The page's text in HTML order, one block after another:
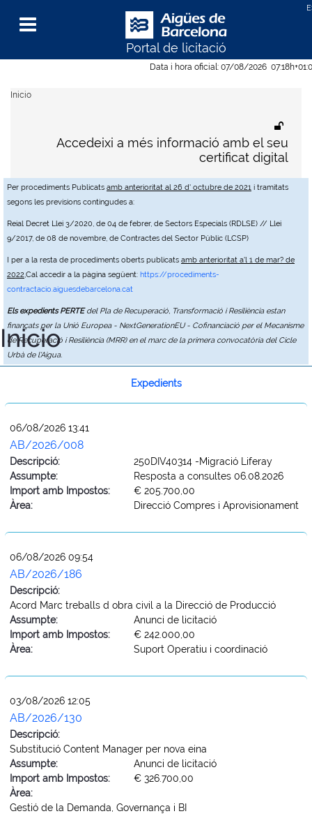
Data i hora oficial: 07/08/2026 07:18h
Per procediments Publicats amb anterioritat al 26 d' octubre de 2021 i tramitats
segons les previsions contingudes a:
Reial Decret Llei 3/2020, de 04 de febrer, de Sectors Especials (RDLSE) // Llei
9/2017, de 08 de novembre, de Contractes del Sector Públic (LCSP)
I per a la resta de procediments oberts publicats amb anterioritat a'l 1 de mar? de
2022,Cal accedir a la pàgina següent: https://procediments-
contractacio.aiguesdebarcelona.cat
Els expedients PERTEdel Pla de Recuperació, Transformació i Resiliència estan
finançats per la Unió Europea - NextGenerationEU - Cofinanciació per el Mecanisme
de Recuperació i Resiliència (MRR) en el marc de la primera convocatòria del Cicle
Urbà de l'Aigua.
Portal de licitació
Menu
Accedeixi a més informació amb el seu
certificat digital
Inicio
Inicio
Expedients
06/08/2026 13:41
AB/2026/008
Descripció:
250DIV40314 -Migració Liferay
Assumpte:
Resposta a consultes 06.08.2026
Import amb Impostos:
€ 205.700,00
Àrea:
Direcció Compres i Aprovisionament
06/08/2026 09:54
AB/2026/186
Descripció:
Acord Marc treballs d obra civil a la Direcció de Producció
Assumpte:
Anunci de licitació
Import amb Impostos:
€ 242.000,00
Àrea:
Suport Operatiu i coordinació
03/08/2026 12:05
AB/2026/130
Descripció:
Substitució Content Manager per nova eina
Assumpte:
Anunci de licitació
Import amb Impostos:
€ 326.700,00
Àrea:
Gestió de la Demanda, Governança i BI